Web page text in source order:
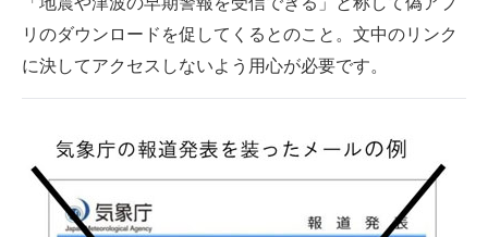
スマホと通信の最新トレンド
ビジネスと働き方のヒント
AI活用のいまが分かる
リのダウンロードを促してくるとのこと。文中のリンク
に決してアクセスしないよう用心が必要です。